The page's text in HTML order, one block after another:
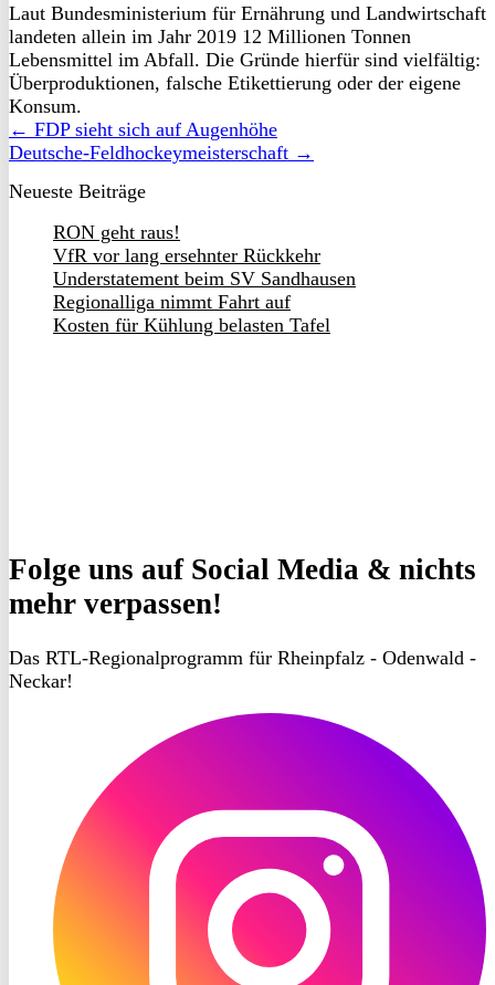
Laut Bundesministerium für Ernährung und Landwirtschaft
landeten allein im Jahr 2019 12 Millionen Tonnen
Lebensmittel im Abfall. Die Gründe hierfür sind vielfältig:
Überproduktionen, falsche Etikettierung oder der eigene
Konsum.
← FDP sieht sich auf Augenhöhe
Deutsche-Feldhockeymeisterschaft →
Neueste Beiträge
RON geht raus!
VfR vor lang ersehnter Rückkehr
Understatement beim SV Sandhausen
Regionalliga nimmt Fahrt auf
Kosten für Kühlung belasten Tafel
Folge uns auf Social Media & nichts
mehr verpassen!
Das RTL-Regionalprogramm für Rheinpfalz - Odenwald -
Neckar!
Instagram